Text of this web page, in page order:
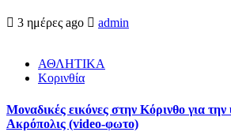
3 ημέρες ago admin
ΑΘΛΗΤΙΚΑ
Κορινθία
Μοναδικές εικόνες στην Κόρινθο για
Ακρόπολις (video-φωτο)